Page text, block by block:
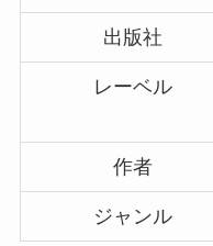
出版社
レーベル
作者
ジャンル